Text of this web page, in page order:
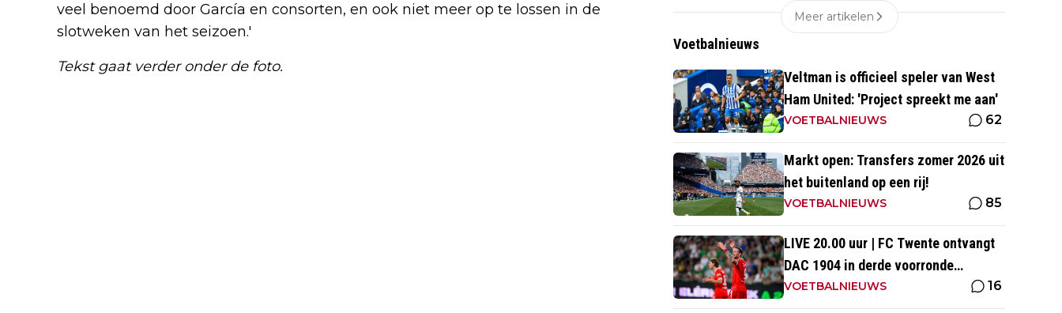
veel benoemd door García en consorten, en ook niet meer op te lossen in de
slotweken van het seizoen.'
Tekst gaat verder onder de foto.
Meer artikelen
Voetbalnieuws
Veltman is officieel speler van West
Ham United: 'Project spreekt me aan'
VOETBALNIEUWS 62
Markt open: Transfers zomer 2026 uit
het buitenland op een rij!
VOETBALNIEUWS 85
LIVE 20.00 uur | FC Twente ontvangt
DAC 1904 in derde voorronde
Conference League
VOETBALNIEUWS 16